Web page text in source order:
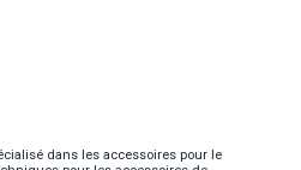
dans les accessoires pour le